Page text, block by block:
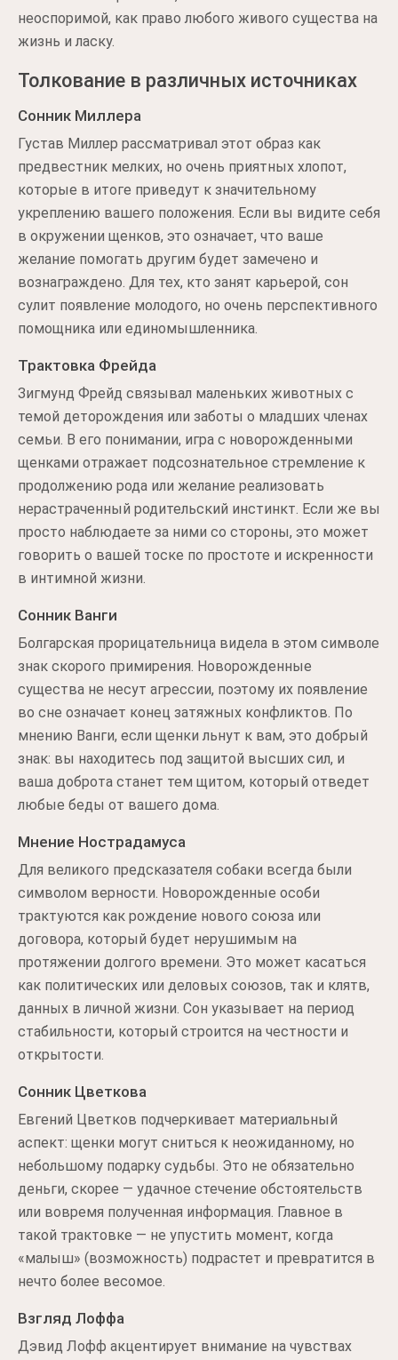
неоспоримой, как право любого живого существа на
жизнь и ласку.
Толкование в различных источниках
Сонник Миллера
Густав Миллер рассматривал этот образ как
предвестник мелких, но очень приятных хлопот,
которые в итоге приведут к значительному
укреплению вашего положения. Если вы видите себя
в окружении щенков, это означает, что ваше
желание помогать другим будет замечено и
вознаграждено. Для тех, кто занят карьерой, сон
сулит появление молодого, но очень перспективного
помощника или единомышленника.
Трактовка Фрейда
Зигмунд Фрейд связывал маленьких животных с
темой деторождения или заботы о младших членах
семьи. В его понимании, игра с новорожденными
щенками отражает подсознательное стремление к
продолжению рода или желание реализовать
нерастраченный родительский инстинкт. Если же вы
просто наблюдаете за ними со стороны, это может
говорить о вашей тоске по простоте и искренности
в интимной жизни.
Сонник Ванги
Болгарская прорицательница видела в этом символе
знак скорого примирения. Новорожденные
существа не несут агрессии, поэтому их появление
во сне означает конец затяжных конфликтов. По
мнению Ванги, если щенки льнут к вам, это добрый
знак: вы находитесь под защитой высших сил, и
ваша доброта станет тем щитом, который отведет
любые беды от вашего дома.
Мнение Нострадамуса
Для великого предсказателя собаки всегда были
символом верности. Новорожденные особи
трактуются как рождение нового союза или
договора, который будет нерушимым на
протяжении долгого времени. Это может касаться
как политических или деловых союзов, так и клятв,
данных в личной жизни. Сон указывает на период
стабильности, который строится на честности и
открытости.
Сонник Цветкова
Евгений Цветков подчеркивает материальный
аспект: щенки могут сниться к неожиданному, но
небольшому подарку судьбы. Это не обязательно
деньги, скорее — удачное стечение обстоятельств
или вовремя полученная информация. Главное в
такой трактовке — не упустить момент, когда
«малыш» (возможность) подрастет и превратится в
нечто более весомое.
Взгляд Лоффа
Дэвид Лофф акцентирует внимание на чувствах